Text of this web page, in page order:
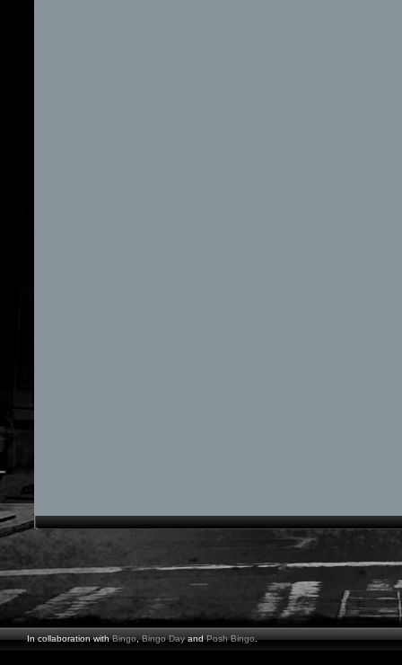
In collaboration withBingo,Bingo DayandPosh Bingo.